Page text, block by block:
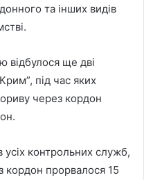
та інших видів
відбулося ще дві
під час яких
через кордон
усіх контрольних служб,
кордон прорвалося 15